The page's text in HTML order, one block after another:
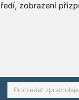
zobrazení